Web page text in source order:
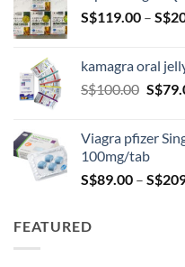
S$119.00 – S$
kamagra oral
S$100.00 S$
Viagra pfizer
100mg/tab
S$89.00 – S$
FEATURED